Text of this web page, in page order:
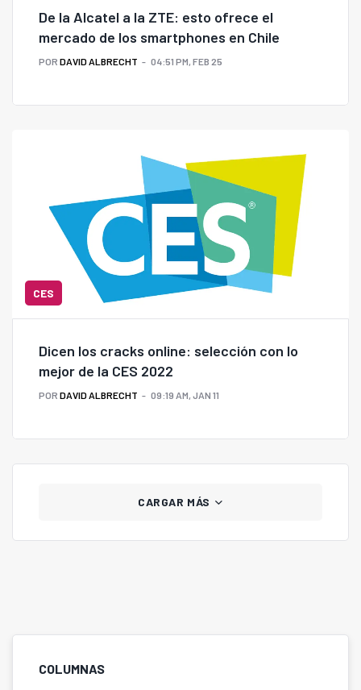
De la Alcatel a la ZTE: esto ofrece el
mercado de los smartphones en Chile
POR DAVID ALBRECHT 04:51 PM, FEB 25
CES
Dicen los cracks online: selección con lo
mejor de la CES 2022
POR DAVID ALBRECHT 09:19 AM, JAN 11
CARGAR MÁS
COLUMNAS